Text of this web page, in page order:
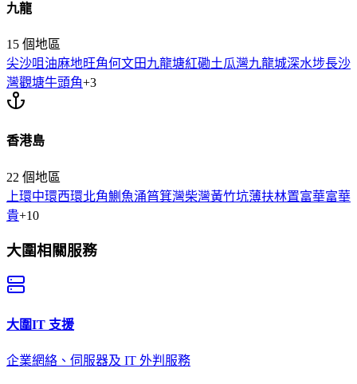
九龍
15 個地區
尖沙咀 油麻地旺角何文田九龍塘紅磡土瓜灣九龍城深水埗長沙
灣觀塘牛頭角+3
香港島
22 個地區
上環中環西環北角鰂魚涌筲箕灣柴灣黃竹坑薄扶林置富華富華
貴+10
大圍相關服務
大圍IT 支援
企業網絡、伺服器及 IT 外判服務